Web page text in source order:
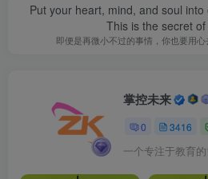
Put your heart, mind, and soul
This is the secret
即便是再微小不过的事情，你也要用
掌控未来
0 3416
一个专注于教育的